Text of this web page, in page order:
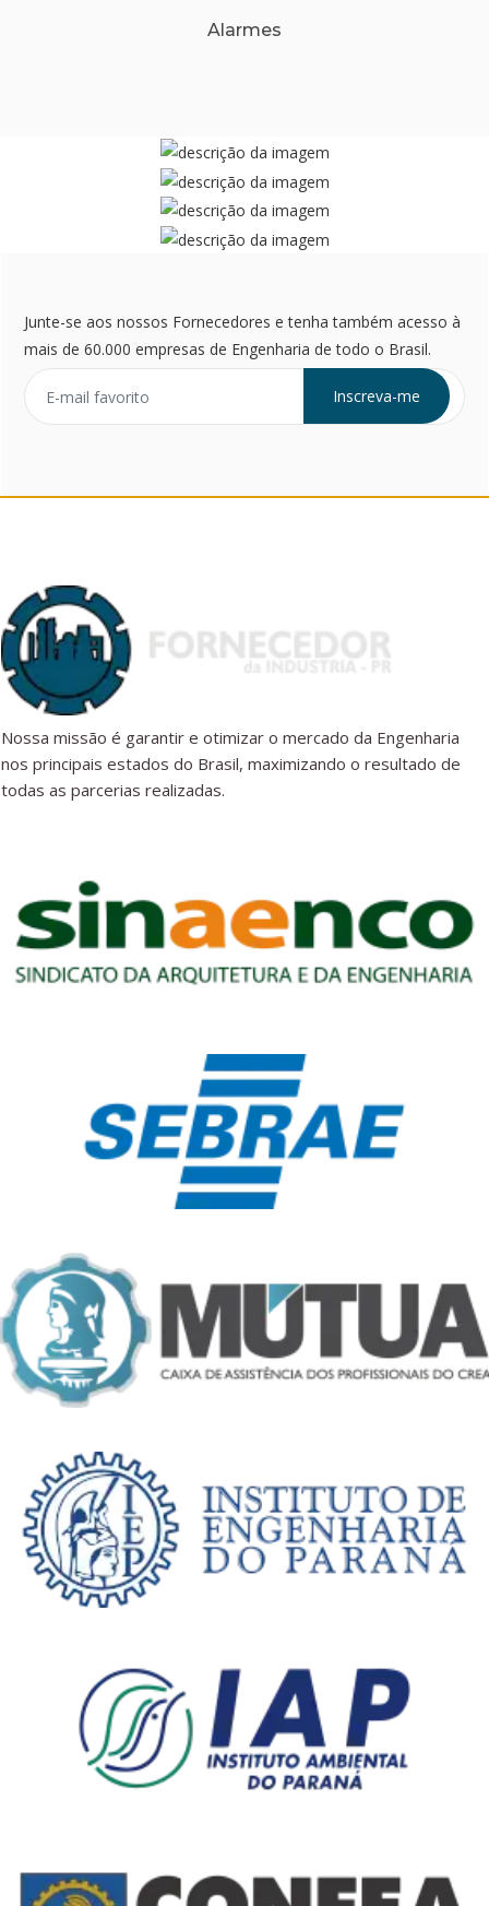
Alarmes
Junte-se aos nossos Fornecedores e tenha também acesso à
mais de 60.000 empresas de Engenharia de todo o Brasil.
Inscreva-me
Nossa missão é garantir e otimizar o mercado da Engenharia
nos principais estados do Brasil, maximizando o resultado de
todas as parcerias realizadas.